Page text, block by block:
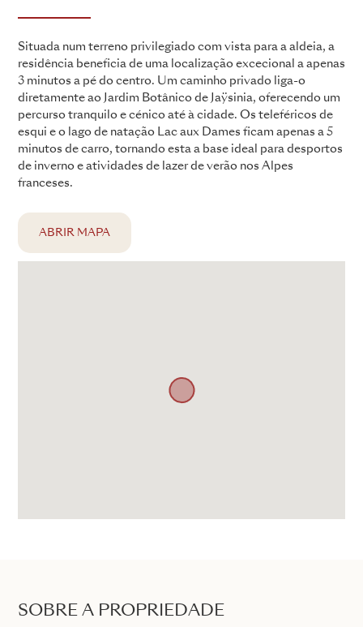
Situada num terreno privilegiado com vista para a aldeia, a
residência beneficia de uma localização excecional a apenas
3 minutos a pé do centro. Um caminho privado liga-o
diretamente ao Jardim Botânico de Jaÿsinia, oferecendo um
percurso tranquilo e cénico até à cidade. Os teleféricos de
esqui e o lago de natação Lac aux Dames ficam apenas a 5
minutos de carro, tornando esta a base ideal para desportos
de inverno e atividades de lazer de verão nos Alpes
franceses.
ABRIR MAPA
SOBRE A PROPRIEDADE